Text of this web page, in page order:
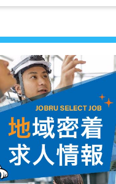
働分についての割
車場あり
：あり（需要の
合、1日7時間、1
康・労災・厚生）